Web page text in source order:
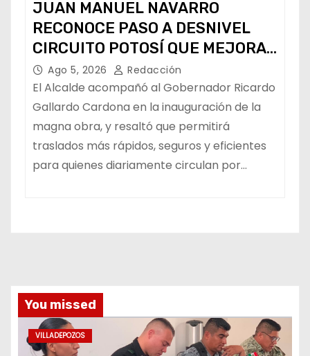
JUAN MANUEL NAVARRO
RECONOCE PASO A DESNIVEL
CIRCUITO POTOSÍ QUE MEJORA
LA MOVILIDAD METROPOLITANA
Ago 5, 2026 Redacción
El Alcalde acompañó al Gobernador Ricardo
Gallardo Cardona en la inauguración de la
magna obra, y resaltó que permitirá
traslados más rápidos, seguros y eficientes
para quienes diariamente circulan por…
You missed
VILLADEPOZOS